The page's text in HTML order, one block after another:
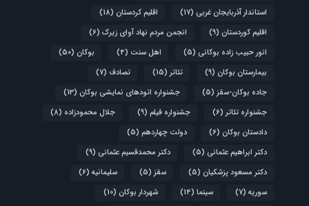
استاندار آذربایجان غربی (17) اقلیم کردستان (18)
اقلیم کوردستان (9) انجمن مردم نهاد آوای زیرک (6)
انور حبیب زاده بوکانی (5) اهل سنت (4) بوکان (50)
بیمارستان بوکان (9) تئاتر(15) تصادف (7)
جاده بوکان-سقز(5) جشنواره اتودهای نمایشی بوکان (13)
جشنواره تئاتر(6) جشنواره فیلم (9) جلال محمودزاده (8)
دادستان بوکان (6) دولت چهاردهم (5)
دکتر ابراهیم عثمانی (5) دکتر محمدقسیم عثمانی (9)
دکتر مسعود پزشکیان (5) سقز(5) سلیمانیه (6)
سوریه (7) سینما (14) شهردار بوکان (10)